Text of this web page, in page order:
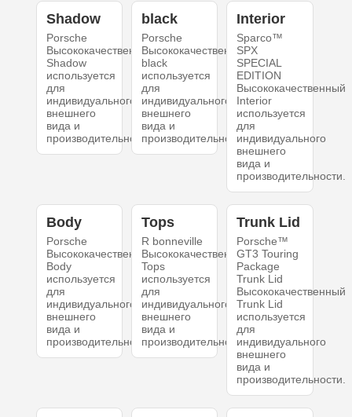
Shadow
Porsche
Высококачественный
Shadow
используется
для
индивидуального
внешнего
вида и
производительности.
black
Porsche
Высококачественный
black
используется
для
индивидуального
внешнего
вида и
производительности.
Interior
Sparco™
SPX
SPECIAL
EDITION
Высококачественный
Interior
используется
для
индивидуального
внешнего
вида и
производительности.
Body
Porsche
Высококачественный
Body
используется
для
индивидуального
внешнего
вида и
производительности.
Tops
R bonneville
Высококачественный
Tops
используется
для
индивидуального
внешнего
вида и
производительности.
Trunk Lid
Porsche™
GT3 Touring
Package
Trunk Lid
Высококачественный
Trunk Lid
используется
для
индивидуального
внешнего
вида и
производительности.